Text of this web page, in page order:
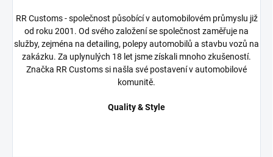
RR Customs - společnost působící v automobilovém průmyslu již
od roku 2001. Od svého založení se společnost zaměřuje na
služby, zejména na detailing, polepy automobilů a stavbu vozů na
zakázku. Za uplynulých 18 let jsme získali mnoho zkušeností.
Značka RR Customs si našla své postavení v automobilové
komunitě.
Quality & Style